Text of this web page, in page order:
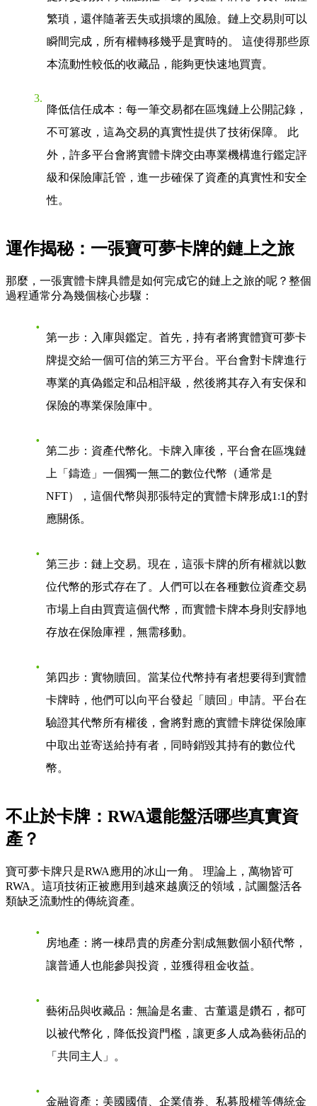
繁瑣，還伴隨著丟失或損壞的風險。鏈上交易則可以
瞬間完成，所有權轉移幾乎是實時的。 這使得那些原
本流動性較低的收藏品，能夠更快速地買賣。
降低信任成本 ：每一筆交易都在區塊鏈上公開記錄，
不可篡改，這為交易的真實性提供了技術保障。 此
外，許多平台會將實體卡牌交由專業機構進行鑑定評
級和保險庫託管，進一步確保了資產的真實性和安全
性。
運作揭秘：一張寶可夢卡牌的鏈上之旅
那麼，一張實體卡牌具體是如何完成它的鏈上之旅的呢？整個
過程通常分為幾個核心步驟：
第一步：入庫與鑑定。首先，持有者將實體寶可夢卡
牌提交給一個可信的第三方平台。平台會對卡牌進行
專業的真偽鑑定和品相評級，然後將其存入有安保和
保險的專業保險庫中。
第二步：資產代幣化。卡牌入庫後，平台會在區塊鏈
上「鑄造」一個獨一無二的數位代幣（通常是
NFT），這個代幣與那張特定的實體卡牌形成1:1的對
應關係。
第三步：鏈上交易。現在，這張卡牌的所有權就以數
位代幣的形式存在了。人們可以在各種數位資產交易
市場上自由買賣這個代幣，而實體卡牌本身則安靜地
存放在保險庫裡，無需移動。
第四步：實物贖回 。當某位代幣持有者想要得到實體
卡牌時，他們可以向平台發起「贖回」申請。平台在
驗證其代幣所有權後，會將對應的實體卡牌從保險庫
中取出並寄送給持有者，同時銷毀其持有的數位代
幣。
不止於卡牌：RWA還能盤活哪些真實資
產？
寶可夢卡牌只是RWA應用的冰山一角。 理論上，萬物皆可
RWA。這項技術正被應用到越來越廣泛的領域，試圖盤活各
類缺乏流動性的傳統資產。
房地產 ：將一棟昂貴的房產分割成無數個小額代幣，
讓普通人也能參與投資，並獲得租金收益。
藝術品與收藏品 ：無論是名畫、古董還是鑽石，都可
以被代幣化，降低投資門檻，讓更多人成為藝術品的
「共同主人」。
金融資產 ：美國國債、企業債券、私募股權等傳統金